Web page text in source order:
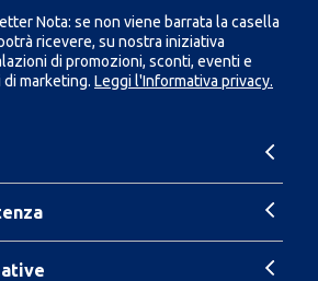
Nota: se non viene barrata la casella
ricevere, su nostra iniziativa
di promozioni, sconti, eventi e
marketing. Leggi l'Informativa privacy.